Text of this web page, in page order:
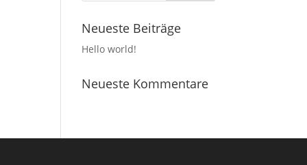
Neueste Beiträge
Hello world!
Neueste Kommentare